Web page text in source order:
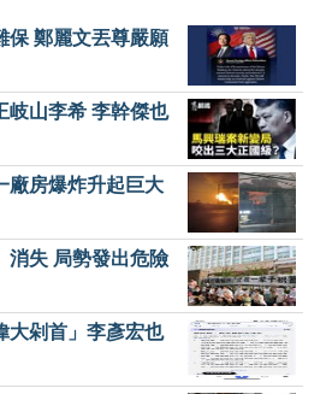
保 鄭麗文丟尊嚴願
岐山李希 李幹傑也
廠房爆炸升起巨大
消失 局勢發出危險
大剁首」李彥宏也